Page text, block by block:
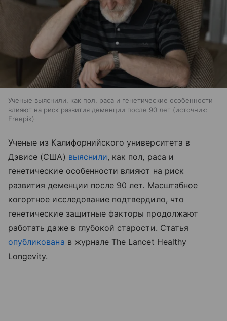
Ученые выяснили, как пол, раса и генетические особенности
влияют на риск развития деменции после 90 лет
источник:
Freepik
Ученые из Калифорнийского университета в
Дэвисе (США) выяснили, как пол, раса и
генетические особенности влияют на риск
развития деменции после 90 лет. Масштабное
когортное исследование подтвердило, что
генетические защитные факторы продолжают
работать даже в глубокой старости. Статья
опубликована в журнале The Lancet Healthy
Longevity.